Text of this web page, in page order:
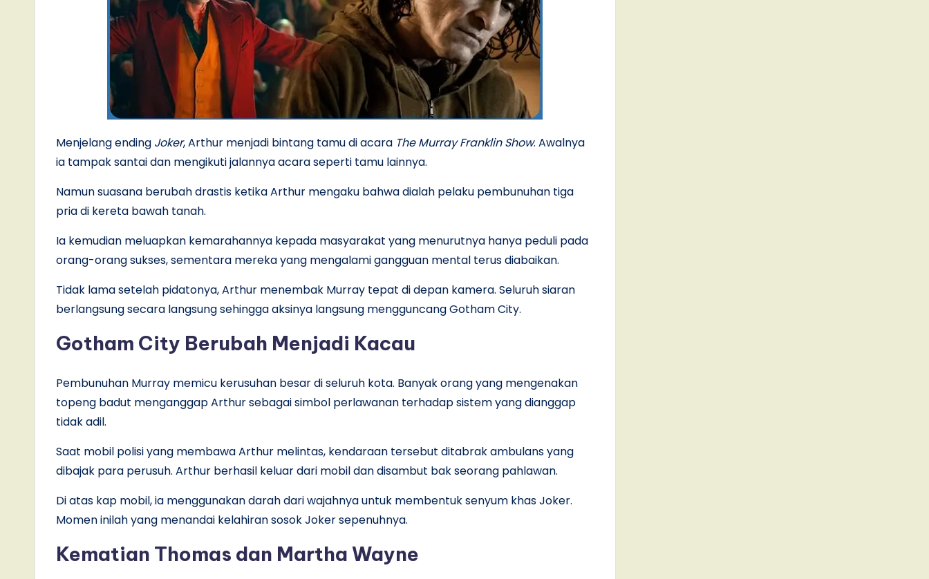
Menjelang ending Joker, Arthur menjadi bintang tamu di acara The Murray Franklin Show. Awalnya
ia tampak santai dan mengikuti jalannya acara seperti tamu lainnya.
Namun suasana berubah drastis ketika Arthur mengaku bahwa dialah pelaku pembunuhan tiga
pria di kereta bawah tanah.
Ia kemudian meluapkan kemarahannya kepada masyarakat yang menurutnya hanya peduli pada
orang-orang sukses, sementara mereka yang mengalami gangguan mental terus diabaikan.
Tidak lama setelah pidatonya, Arthur menembak Murray tepat di depan kamera. Seluruh siaran
berlangsung secara langsung sehingga aksinya langsung mengguncang Gotham City.
Gotham City Berubah Menjadi Kacau
Pembunuhan Murray memicu kerusuhan besar di seluruh kota. Banyak orang yang mengenakan
topeng badut menganggap Arthur sebagai simbol perlawanan terhadap sistem yang dianggap
tidak adil.
Saat mobil polisi yang membawa Arthur melintas, kendaraan tersebut ditabrak ambulans yang
dibajak para perusuh. Arthur berhasil keluar dari mobil dan disambut bak seorang pahlawan.
Di atas kap mobil, ia menggunakan darah dari wajahnya untuk membentuk senyum khas Joker.
Momen inilah yang menandai kelahiran sosok Joker sepenuhnya.
Kematian Thomas dan Martha Wayne